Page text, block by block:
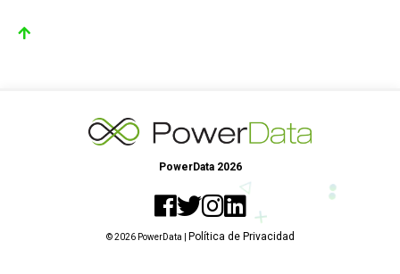
PowerData 2026
© 2026 PowerData | Política de Privacidad